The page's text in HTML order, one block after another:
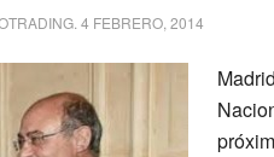
4 FEBRERO, 2014